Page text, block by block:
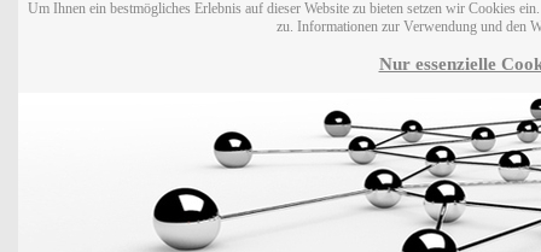
Um Ihnen ein bestmögliches Erlebnis auf dieser Website zu bieten setzen wir Cookies
zu. Informationen zur Verwendung und den
Nur essenzielle